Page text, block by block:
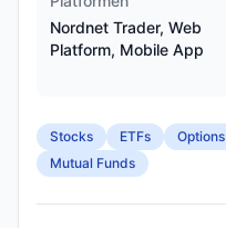
Nordnet Trader, Web
Platform, Mobile App
Stocks ETFs Options
Mutual Funds